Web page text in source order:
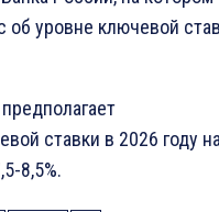
об уровне ключевой
ставки в 2026 году
8,5%.